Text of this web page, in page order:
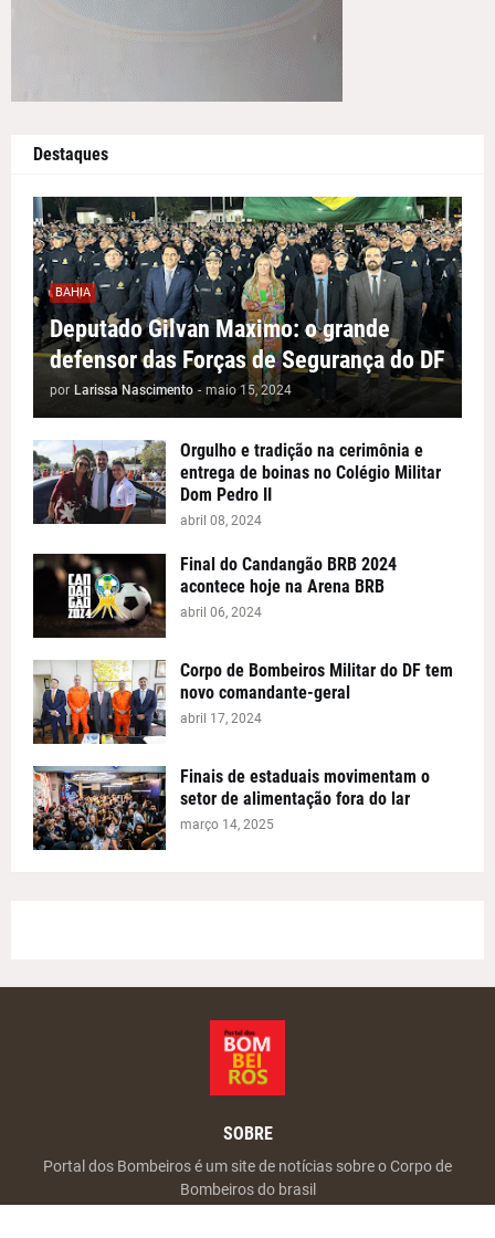
Destaques
BAHIA
Deputado Gilvan Maximo: o grande
defensor das Forças de Segurança do DF
por Larissa Nascimento - maio 15, 2024
Orgulho e tradição na cerimônia e
entrega de boinas no Colégio Militar
Dom Pedro II
abril 08, 2024
Final do Candangão BRB 2024
acontece hoje na Arena BRB
abril 06, 2024
Corpo de Bombeiros Militar do DF tem
novo comandante-geral
abril 17, 2024
Finais de estaduais movimentam o
setor de alimentação fora do lar
março 14, 2025
SOBRE
Portal dos Bombeiros é um site de notícias sobre o Corpo de
Bombeiros do brasil